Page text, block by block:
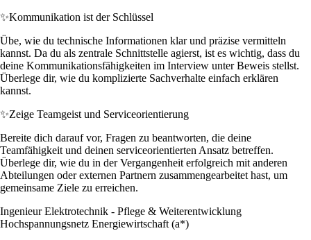
✨Kommunikation ist der Schlüssel
Übe, wie du technische Informationen klar und präzise vermitteln
kannst. Da du als zentrale Schnittstelle agierst, ist es wichtig, dass du
deine Kommunikationsfähigkeiten im Interview unter Beweis stellst.
Überlege dir, wie du komplizierte Sachverhalte einfach erklären
kannst.
✨Zeige Teamgeist und Serviceorientierung
Bereite dich darauf vor, Fragen zu beantworten, die deine
Teamfähigkeit und deinen serviceorientierten Ansatz betreffen.
Überlege dir, wie du in der Vergangenheit erfolgreich mit anderen
Abteilungen oder externen Partnern zusammengearbeitet hast, um
gemeinsame Ziele zu erreichen.
Ingenieur Elektrotechnik - Pflege & Weiterentwicklung
Hochspannungsnetz Energiewirtschaft (a*)